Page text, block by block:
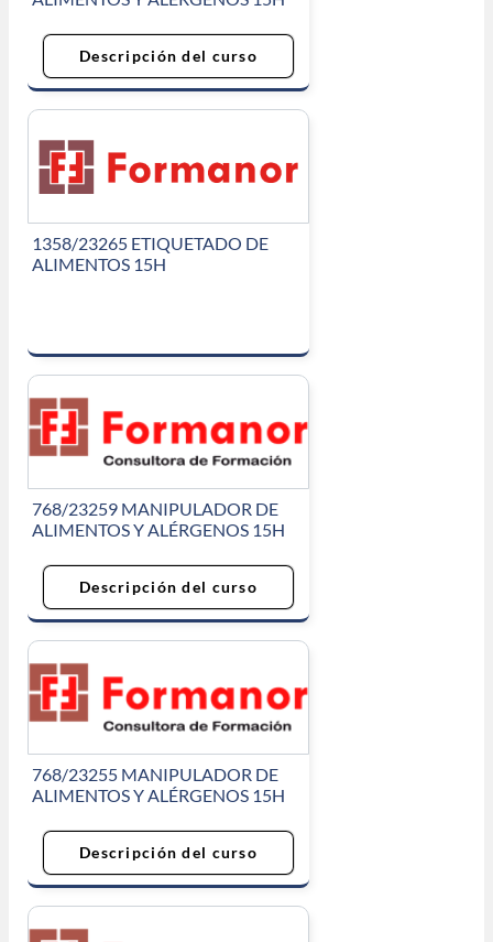
Descripción del curso
1358/23265 ETIQUETADO DE
ALIMENTOS 15H
768/23259 MANIPULADOR DE
ALIMENTOS Y ALÉRGENOS 15H
Descripción del curso
768/23255 MANIPULADOR DE
ALIMENTOS Y ALÉRGENOS 15H
Descripción del curso